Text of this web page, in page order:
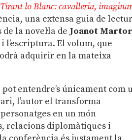
Tirant lo Blanc: cavalleria,
una extensa guia de
la novel·la de Joanot
El volum, que
adquirir en la mateixa
entendre’s únicament com
l’autor el transforma
en un món
relacions diplomàtiques i